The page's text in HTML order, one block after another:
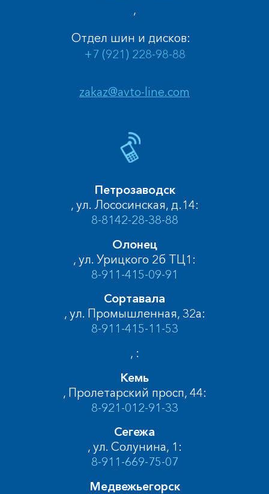
,
zakaz@avto-line.com
Отдел шин и дисков:
+7 (921) 228-98-88
Петрозаводск
, ул. Лососинская, д.14:
8-8142-28-38-88
Олонец
, ул. Урицкого 2б ТЦ1:
8-911-415-09-91
Сортавала
, ул. Промышленная, 32а:
8-911-415-11-53
, :
Кемь
, Пролетарский просп, 44:
8-921-012-91-33
Сегежа
, ул. Солунина, 1:
8-911-669-75-07
Медвежьегорск